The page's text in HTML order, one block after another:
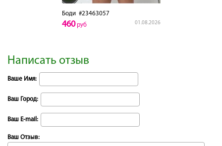
Боди#23463057
01.08.2026
460руб
Написать отзыв
Ваше Имя:
Ваш Город:
Ваш E-mail:
Ваш Отзыв: